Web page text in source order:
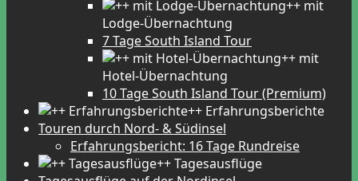
++ mit
Lodge-Übernachtung
7 Tage South Island Tour
++ mit
Hotel-Übernachtung
10 Tage South Island Tour (Premium)
++ Erfahrungsberichte
Touren durch Nord- & Südinsel
Erfahrungsbericht: 16 Tage Rundreise
++ Tagesausflüge